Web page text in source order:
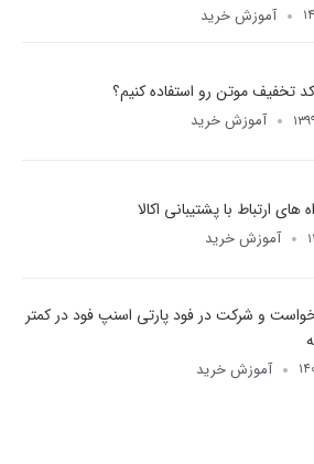
آموزش خرید
تخفیف موتن رو استفاده کنیم؟
آموزش خرید
های ارتباط با پشتیبانی اکالا
آموزش خرید
و شرکت در فود پارتی اسنپ فود در کمتر
آموزش خرید